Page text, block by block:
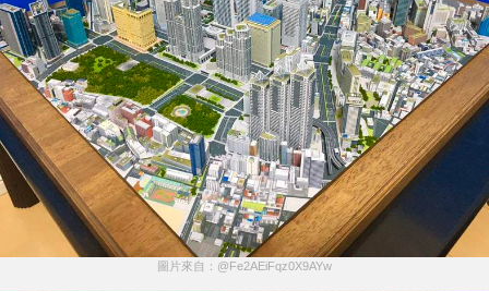
圖片來自：@Fe2AEiFqz0X9AYw